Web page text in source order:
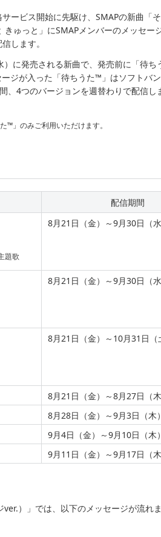
ービス開始に先駆け、SMAPの新曲「
ゅっと」にSMAPメンバーのメッセー
します。
に発売される新曲で、発売前に「待ち
ジが入った「待ちうた™」はソフトバ
4つのバージョンを週替わりで配信し
™」のみご利用いただけます。
配信期間
題歌
8月21日（金）～9月30日（水
8月21日（金）～9月30日（水
8月21日（金）～10月31日（
8月21日（金）～8月27日（木
8月28日（金）～9月3日（木）
9月4日（金）～9月10日（木）
9月11日（金）～9月17日（木
）」では、以下のメッセージが流れま